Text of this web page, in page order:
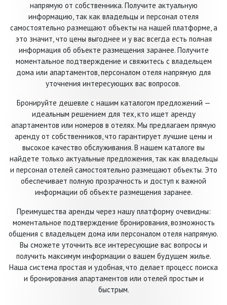
напрямую от собственника. Получите актуальную
информацию, так как владельцы и персонал отеля
самостоятельно размещают объекты на нашей платформе, а
это значит, что цены выгоднее и у вас всегда есть полная
информация об объекте размещения заранее. Получите
моментальное подтверждение и свяжитесь с владельцем
дома или апартаментов, персоналом отеля напрямую для
уточнения интересующих вас вопросов.
Бронируйте дешевле с нашим каталогом предложений —
идеальным решением для тех, кто ищет аренду
апартаментов или номеров в отелях. Мы предлагаем прямую
аренду от собственников, что гарантирует лучшие цены и
высокое качество обслуживания. В нашем каталоге вы
найдете только актуальные предложения, так как владельцы
и персонал отелей самостоятельно размещают объекты. Это
обеспечивает полную прозрачность и доступ к важной
информации об объекте размещения заранее.
Преимущества аренды через нашу платформу очевидны:
моментальное подтверждение бронирования, возможность
общения с владельцем дома или персоналом отеля напрямую.
Вы сможете уточнить все интересующие вас вопросы и
получить максимум информации о вашем будущем жилье.
Наша система простая и удобная, что делает процесс поиска
и бронирования апартаментов или отелей простым и
быстрым.